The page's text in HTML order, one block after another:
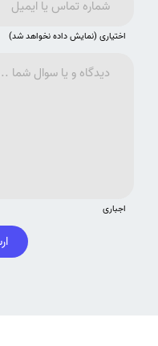
اختیاری (نمایش داده نخواهد شد)
اجباری